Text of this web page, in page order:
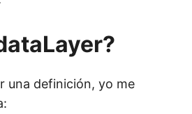
una definición, yo me